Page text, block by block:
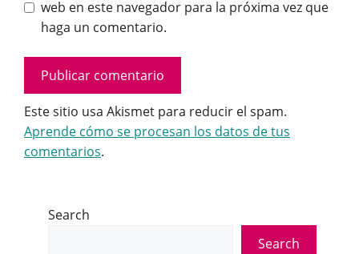
web en este navegador para la próxima vez que
haga un comentario.
Este sitio usa Akismet para reducir el spam.
Aprende cómo se procesan los datos de tus
comentarios.
Search
Search